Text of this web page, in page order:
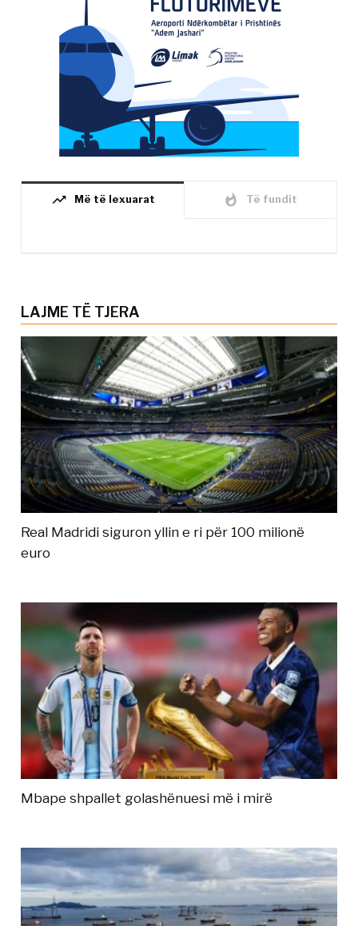
trending_up Më të lexuarat whatshot Të fundit
LAJME TË TJERA
Real Madridi siguron yllin e ri për 100 milionë
euro
Mbape shpallet golashënuesi më i mirë